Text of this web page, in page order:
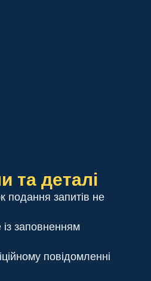
та деталі
подання запитів не
із заповненням
повідомленні